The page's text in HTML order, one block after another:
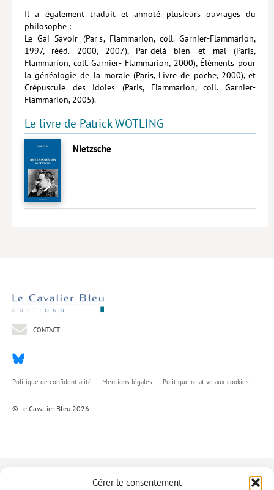
Gérer le consentement
>> Livres numériques <<
COLLECTIONS
Comment je suis devenu
Convergences
Espèces
Figure[s] de…
Livres blancs
Il a également traduit et annoté plusieurs ouvrages du
philosophe :
Le Gai Savoir (Paris, Flammarion, coll. Garnier-Flammarion,
1997, rééd. 2000, 2007), Par-delà bien et mal (Paris,
Flammarion, coll. Garnier- Flammarion, 2000), Éléments pour
la généalogie de la morale (Paris, Livre de poche, 2000), et
Crépuscule des idoles (Paris, Flammarion, coll. Garnier-
Flammarion, 2005).
Le livre de Patrick WOTLING
Nietzsche
CONTACT
Politique de confidentialité Mentions légales Politique relative aux cookies
© Le Cavalier Bleu 2026